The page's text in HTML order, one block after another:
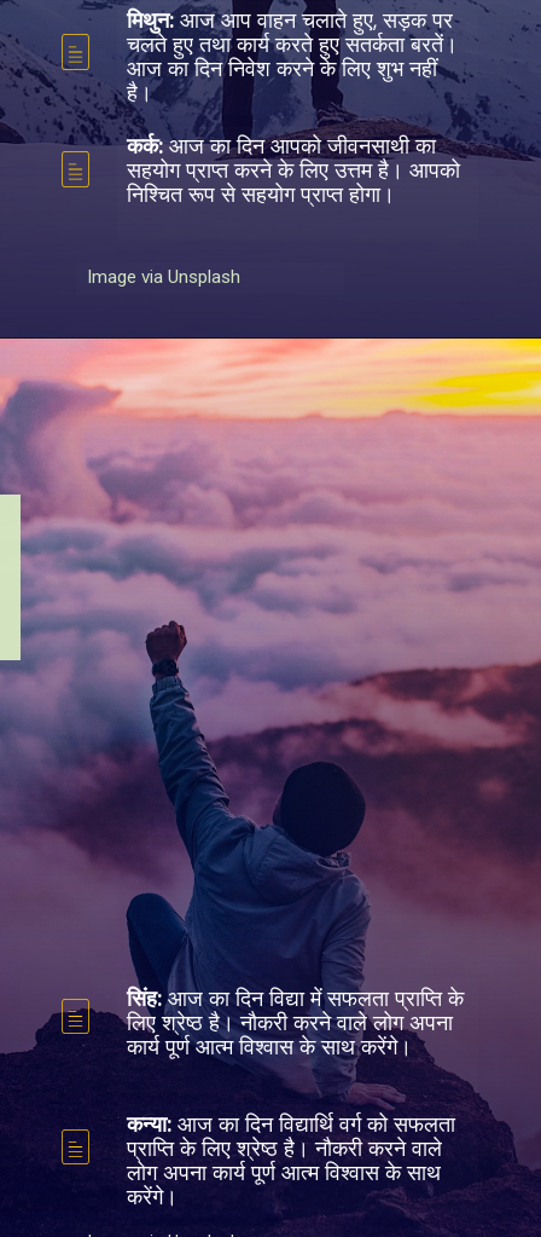
Image via Unsplash
मिथुन: आज आप वाहन चलाते हुए, सड़क पर
चलते हुए तथा कार्य करते हुए सतर्कता बरतें।
आज का दिन निवेश करने के लिए शुभ नहीं
है।
कर्क:आज का दिन आपको जीवनसाथी का
सहयोग प्राप्त करने के लिए उत्तम है। आपको
निश्चित रूप से सहयोग प्राप्त होगा।
सिंह:आज का दिन विद्या में सफलता प्राप्ति के
लिए श्रेष्ठ है। नौकरी करने वाले लोग अपना
कार्य पूर्ण आत्म विश्वास के साथ करेंगे।
कन्या: आज का दिन विद्यार्थि वर्ग को सफलता
प्राप्ति के लिए श्रेष्ठ है। नौकरी करने वाले
लोग अपना कार्य पूर्ण आत्म विश्वास के साथ
करेंगे।